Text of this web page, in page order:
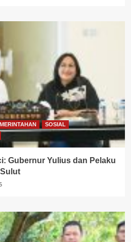
SOSIAL
Gubernur Yulius dan Pelaku